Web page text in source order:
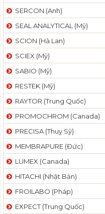
SERCON (Anh)
SEAL ANALYTICAL (Mỹ)
SCION (Hà Lan)
SCIEX (Mỹ)
SABIO (Mỹ)
RESTEK (Mỹ)
RAYTOR (Trung Quốc)
PROMOCHROM (Canada)
PRECISA (Thuỵ Sỹ)
MEMBRAPURE (Đức)
LUMEX (Canada)
HITACHI (Nhật Bản)
FROILABO (Pháp)
EXPECT (Trung Quốc)